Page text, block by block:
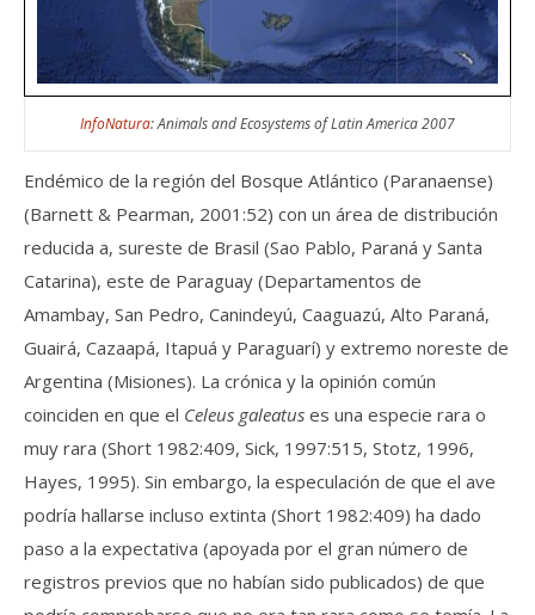
InfoNatura: Animals and Ecosystems of Latin America 2007
Endémico de la región del Bosque Atlántico (Paranaense)
(Barnett & Pearman, 2001:52) con un área de distribución
reducida a, sureste de Brasil (Sao Pablo, Paraná y Santa
Catarina), este de Paraguay (Departamentos de
Amambay, San Pedro, Canindeyú, Caaguazú, Alto Paraná,
Guairá, Cazaapá, Itapuá y Paraguarí) y extremo noreste de
Argentina (Misiones). La crónica y la opinión común
coinciden en que el Celeus galeatus es una especie rara o
muy rara (Short 1982:409, Sick, 1997:515, Stotz, 1996,
Hayes, 1995). Sin embargo, la especulación de que el ave
podría hallarse incluso extinta (Short 1982:409) ha dado
paso a la expectativa (apoyada por el gran número de
registros previos que no habían sido publicados) de que